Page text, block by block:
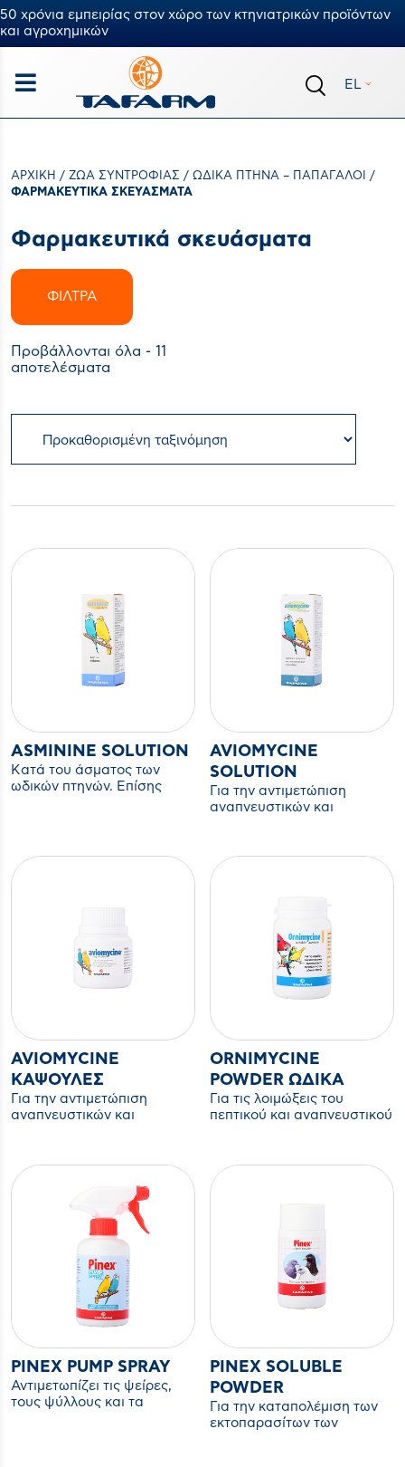
50 χρόνια εμπειρίας στον χώρο των κτηνιατρικών προϊόντων
και αγροχημικών
EL
ΑΡΧΙΚΉ / ΖΏΑ ΣΥΝΤΡΟΦΙΆΣ / ΩΔΙΚΆ ΠΤΗΝΆ – ΠΑΠΑΓΆΛΟΙ
/
ΦΑΡΜΑΚΕΥΤΙΚΆ ΣΚΕΥΆΣΜΑΤΑ
Φαρμακευτικά σκευάσματα
ΦΊΛΤΡΑ
Προβάλλονται όλα - 11
αποτελέσματα
ASMININE SOLUTION
Κατά του άσματος των
ωδικών πτηνών. Επίσης
AVIOMYCINE
SOLUTION
Για την αντιμετώπιση
αναπνευστικών και
AVIOMYCINE
ΚΆΨΟΥΛΕΣ
Για την αντιμετώπιση
αναπνευστικών και
ORNIMYCINE
POWDER ΩΔΙΚΆ
Για τις λοιμώξεις του
πεπτικού και αναπνευστικού
PINEX PUMP SPRAY
Αντιμετωπίζει τις ψείρες,
τους ψύλλους και τα
PINEX SOLUBLE
POWDER
Για την καταπολέμιση των
εκτοπαρασίτων των